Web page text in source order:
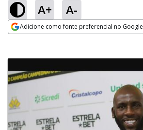
A+ A-
Adicione como fonte preferencial no Google